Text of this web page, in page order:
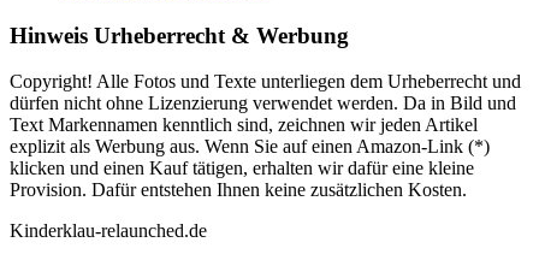
Hinweis Urheberrecht & Werbung
Copyright! Alle Fotos und Texte unterliegen dem Urheberrecht und
dürfen nicht ohne Lizenzierung verwendet werden. Da in Bild und
Text Markennamen kenntlich sind, zeichnen wir jeden Artikel
explizit als Werbung aus. Wenn Sie auf einen Amazon-Link (*)
klicken und einen Kauf tätigen, erhalten wir dafür eine kleine
Provision. Dafür entstehen Ihnen keine zusätzlichen Kosten.
Kinderklau-relaunched.de